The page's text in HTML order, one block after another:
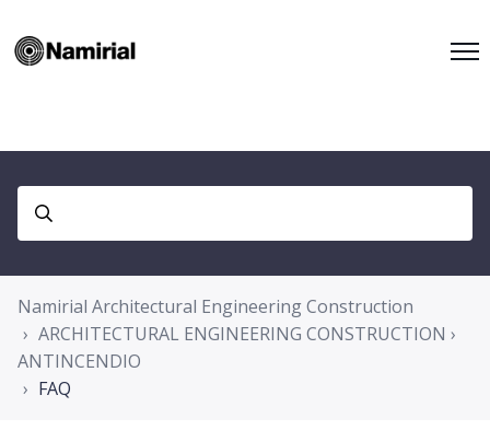
Namirial Architectural Engineering Construction
ARCHITECTURAL ENGINEERING CONSTRUCTION ›
ANTINCENDIO
FAQ